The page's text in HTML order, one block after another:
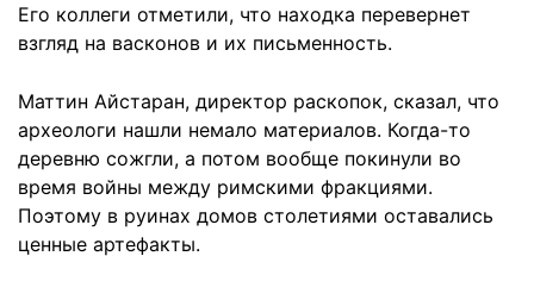
Его коллеги отметили, что находка перевернет
взгляд на васконов и их письменность.
Маттин Айстаран, директор раскопок, сказал, что
археологи нашли немало материалов. Когда-то
деревню сожгли, а потом вообще покинули во
время войны между римскими фракциями.
Поэтому в руинах домов столетиями оставались
ценные артефакты.